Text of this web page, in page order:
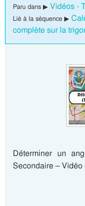
Paru dans ▶ Vidéos -
Lié à la séquence ▶
complète sur la
Déterminer un
Secondaire –